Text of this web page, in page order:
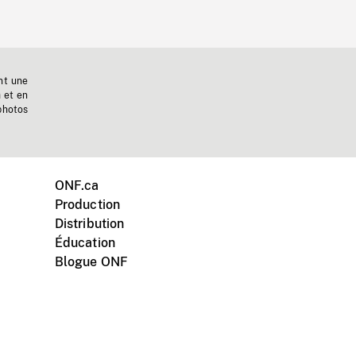
une
et en
ONF.ca
Production
Distribution
Éducation
Blogue ONF